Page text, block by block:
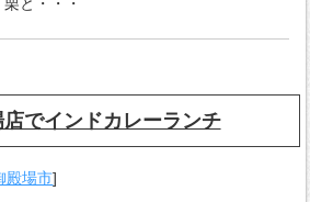
と・・・
でインドカレーランチ
殿場市]